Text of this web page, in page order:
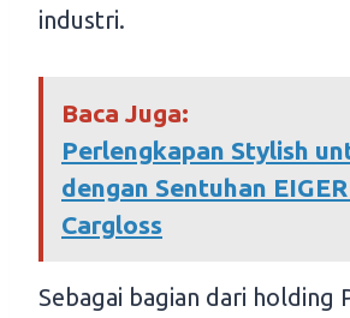
industri.
Baca Juga:
Perlengkapan Stylish
dengan Sentuhan
Cargloss
Sebagai bagian dari holding